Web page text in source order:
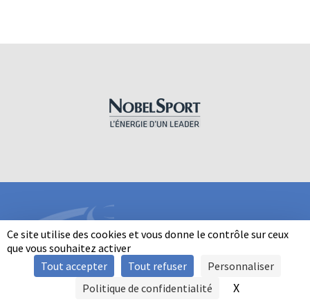
Ce site utilise des cookies et vous donne le contrôle sur ceux
que vous souhaitez activer
Tout accepter
Tout refuser
Personnaliser
Politique de confidentialité
X
INFORMATIONS
SIGNALER UNE VIOLENCE